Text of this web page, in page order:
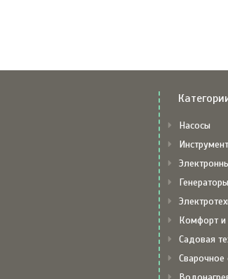
Насосы
Генераторы
Комфорт и
Садовая
Сварочное